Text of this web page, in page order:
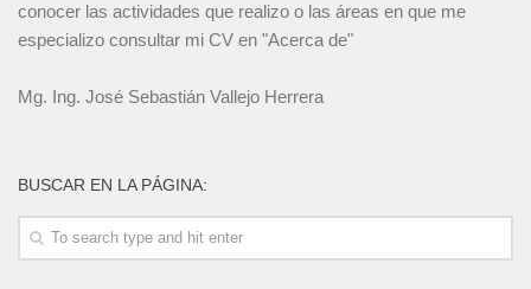
conocer las actividades que realizo o las áreas en que me
especializo consultar mi CV en "Acerca de"
Mg. Ing. José Sebastián Vallejo Herrera
BUSCAR EN LA PÁGINA: